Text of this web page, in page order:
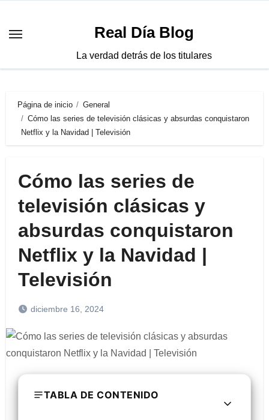
contenido
Real Día Blog
La verdad detrás de los titulares
Página de inicio
General
Cómo las series de televisión clásicas y absurdas conquistaron
Netflix y la Navidad | Televisión
Cómo las series de
televisión clásicas y
absurdas conquistaron
Netflix y la Navidad |
Televisión
diciembre 16, 2024
TABLA DE CONTENIDO